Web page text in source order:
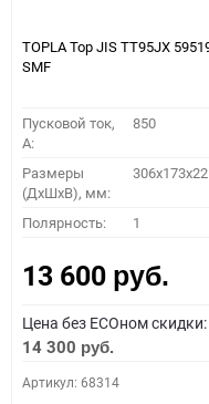
Как
0 - обратная 1 -
TOPLA Top JIS TT95JX
SMF
Пусковой ток,
A:
850
Размеры
(ДхШхВ), мм:
Полярность: 1
13 600 руб.
Цена без ECOном скидки:
14 300 руб.
Артикул: 68314